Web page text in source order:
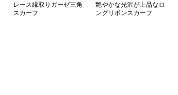
レース縁取りガーゼ三角
スカーフ
艶やかな光沢が上品なロ
ングリボンスカーフ